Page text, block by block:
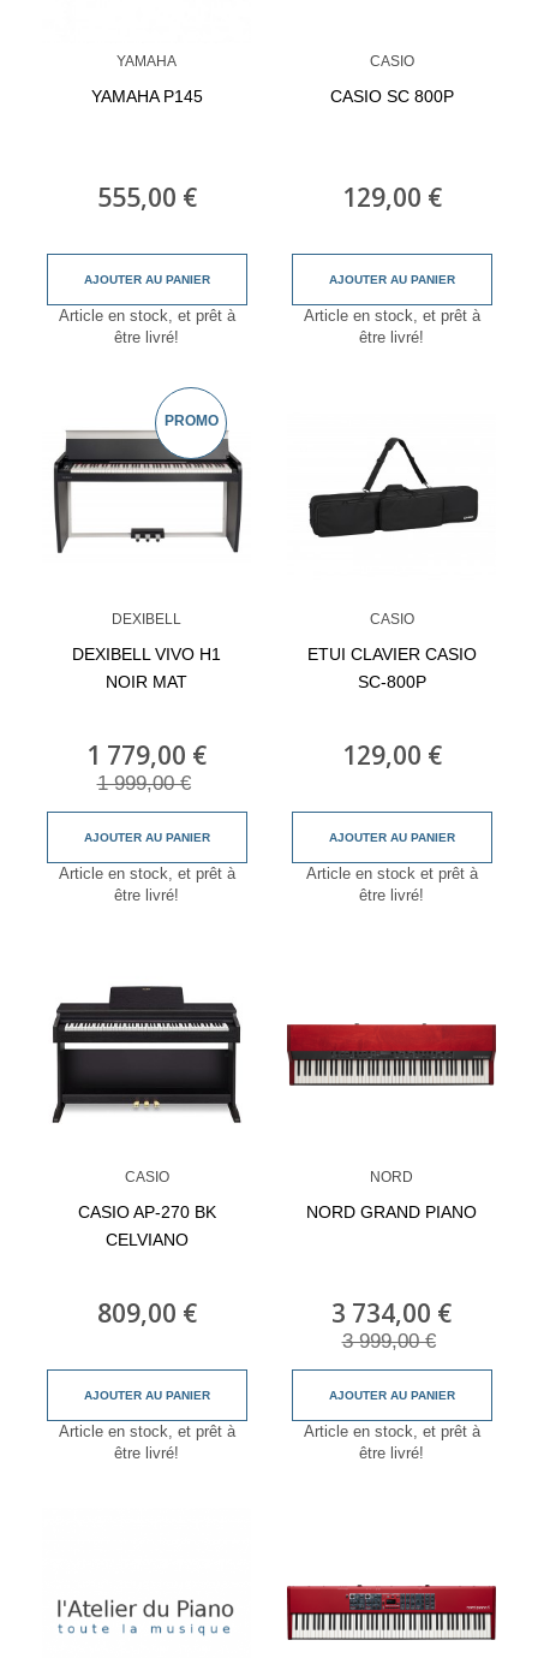
YAMAHA
YAMAHA P145
555,00 €
AJOUTER AU PANIER
Article en stock, et prêt à
être livré!
CASIO
CASIO SC 800P
129,00 €
AJOUTER AU PANIER
Article en stock, et prêt à
être livré!
PROMO
DEXIBELL
DEXIBELL VIVO H1
NOIR MAT
1 779,00 €
1 999,00 €
AJOUTER AU PANIER
Article en stock, et prêt à
être livré!
CASIO
ETUI CLAVIER CASIO
SC-800P
129,00 €
AJOUTER AU PANIER
Article en stock et prêt à
être livré!
CASIO
CASIO AP-270 BK
CELVIANO
809,00 €
AJOUTER AU PANIER
Article en stock, et prêt à
être livré!
NORD
NORD GRAND PIANO
3 734,00 €
3 999,00 €
AJOUTER AU PANIER
Article en stock, et prêt à
être livré!